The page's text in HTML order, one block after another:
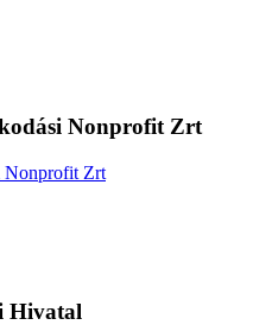
Nonprofit Zrt
Hivatal